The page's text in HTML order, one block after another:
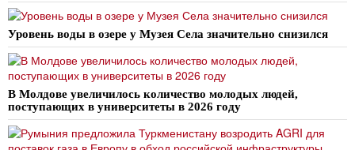
Уровень воды в озере у Музея Села значительно снизился
В Молдове увеличилось количество молодых людей,
поступающих в университеты в 2026 году